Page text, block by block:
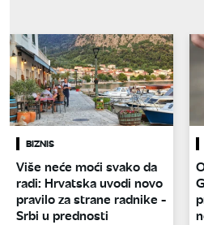
BIZNIS
Više neće moći svako da
radi: Hrvatska uvodi novo
pravilo za strane radnike -
Srbi u prednosti